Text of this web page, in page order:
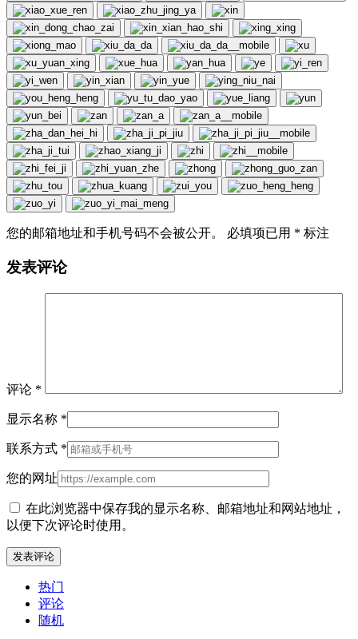
您的邮箱地址和手机号码不会被公开。 必填项已用 * 标注
发表评论
评论 *
显示名称 *
联系方式 *
您的网址
在此浏览器中保存我的显示名称、邮箱地址和网站地址，
以便下次评论时使用。
热门
评论
随机